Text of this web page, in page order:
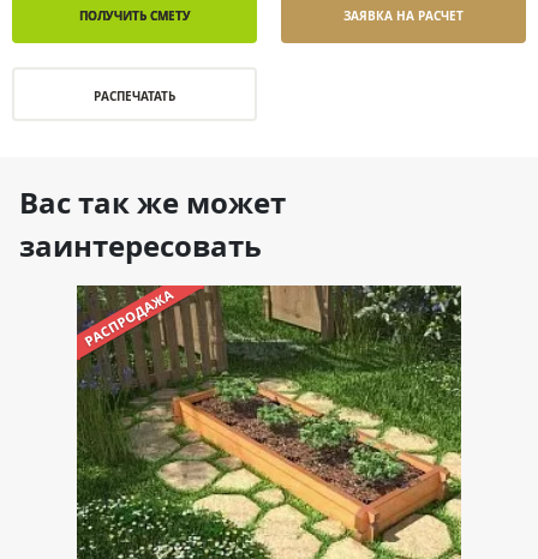
ПОЛУЧИТЬ СМЕТУ ЗАЯВКА НА РАСЧЕТ
РАСПЕЧАТАТЬ
Вас так же может
заинтересовать